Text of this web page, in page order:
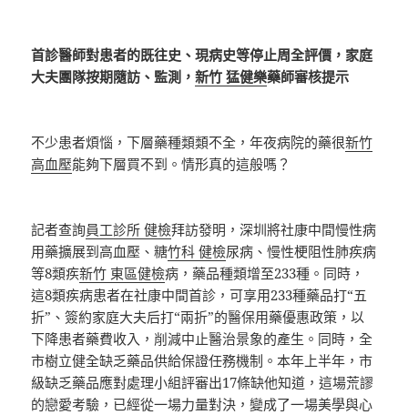
首診醫師對患者的既往史、現病史等停止周全評價，家庭
大夫團隊按期隨訪、監測，新竹 猛健樂藥師審核提示
不少患者煩惱，下層藥種類類不全，年夜病院的藥很新竹
高血壓能夠下層買不到。情形真的這般嗎？
記者查詢員工診所 健檢拜訪發明，深圳將社康中間慢性病
用藥擴展到高血壓、糖竹科 健檢尿病、慢性梗阻性肺疾病
等8類疾新竹 東區健檢病，藥品種類增至233種。同時，
這8類疾病患者在社康中間首診，可享用233種藥品打“五
折”、簽約家庭大夫后打“兩折”的醫保用藥優惠政策，以
下降患者藥費收入，削減中止醫治景象的產生。同時，全
市樹立健全缺乏藥品供給保證任務機制。本年上半年，市
級缺乏藥品應對處理小組評審出17條缺他知道，這場荒謬
的戀愛考驗，已經從一場力量對決，變成了一場美學與心